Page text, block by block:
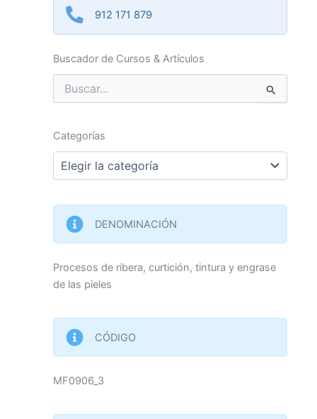
912 171 879
Buscador de Cursos & Artículos
Buscar
por:
Categorías
Categorías
DENOMINACIÓN
Procesos de ribera, curtición, tintura y engrase
de las pieles
CÓDIGO
MF0906_3